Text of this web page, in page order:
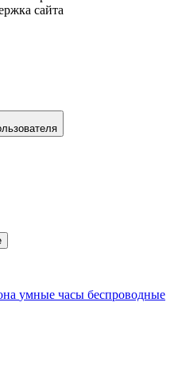
сайта
умные часы беспроводные